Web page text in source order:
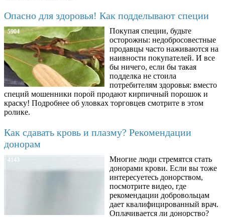
Опасно для здоровья! Как подделывают специи
5904
Покупая специи, будьте
осторожны: недобросовестные
продавцы часто наживаются на
наивности покупателей. И все
бы ничего, если бы такая
подделка не стоила
потребителям здоровья: вместо
специй мошенники порой продают кирпичный порошок и
краску! Подробнее об уловках торговцев смотрите в этом
ролике.
Как сдавать кровь и плазму? Рекомендации
донорам
4143
Многие люди стремятся стать
донорами крови. Если вы тоже
интересуетесь донорством,
посмотрите видео, где
рекомендации добровольцам
дает квалифицированный врач.
Оплачивается ли донорство?